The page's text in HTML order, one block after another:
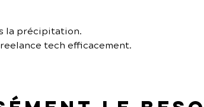
la précipitation.
tech efficacement.